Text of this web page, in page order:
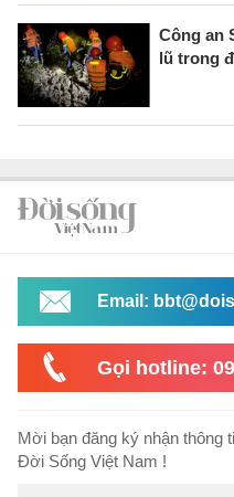
Công an
lũ trong
Email:
Gọi hotline:
Mời bạn đăng ký nhận thông
Đời Sống Việt Nam !